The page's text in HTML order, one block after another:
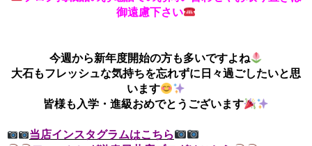
御遠慮下さい
今週から新年度開始の方も多いですよね
大石もフレッシュな気持ちを忘れずに日々過ごしたいと思
います
皆様も入学・進級おめでとうございます
当店インスタグラムはこちら